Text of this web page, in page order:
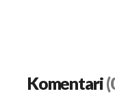
Komentari